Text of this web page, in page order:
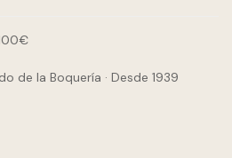
de la Boquería · Desde 1939